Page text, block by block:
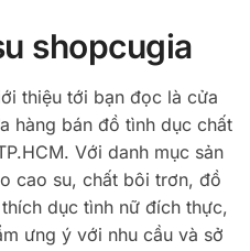
shopcugia
thiệu tới bạn đọc là cửa
hàng bán đồ tình dục chất
Với danh mục sản
cao su, chất bôi trơn, đồ
dục tình nữ đích thực,
ưng ý với nhu cầu và sở